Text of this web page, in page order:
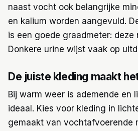
naast vocht ook belangrijke
en kalium worden aangevuld.
is een goede graadmeter: deze
Donkere urine wijst vaak op
De juiste kleding maakt
Bij warm weer is ademende en
ideaal. Kies voor kleding in
gemaakt van vochtafvoerende